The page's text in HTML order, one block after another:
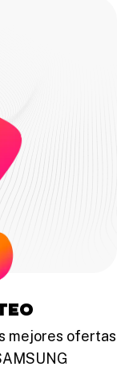
mejores ofertas